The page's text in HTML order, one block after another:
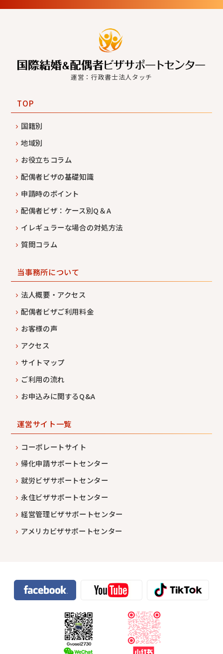
運営：行政書士法人タッチ
TOP
国籍別
地域別
お役立ちコラム
配偶者ビザの基礎知識
申請時のポイント
配偶者ビザ：ケース別Q＆A
イレギュラーな場合の対処方法
質問コラム
当事務所について
法人概要・アクセス
配偶者ビザご利用料金
お客様の声
アクセス
サイトマップ
ご利用の流れ
お申込みに関するQ&A
運営サイト一覧
コーポレートサイト
帰化申請サポートセンター
就労ビザサポートセンター
永住ビザサポートセンター
経営管理ビザサポートセンター
アメリカビザサポートセンター